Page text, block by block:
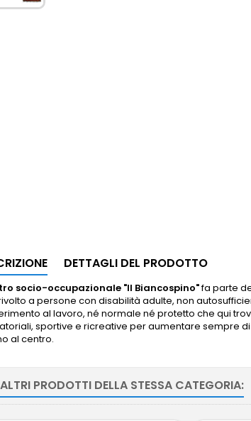
DETTAGLI DEL PRODOTTO
socio-occupazionale "Il Biancospino"fa parte
a persone con disabilità adulte, non
al lavoro, né normale né protetto che qui
sportive e ricreative per aumentare sempre
al centro.
PRODOTTI DELLA STESSA CATEGORIA: